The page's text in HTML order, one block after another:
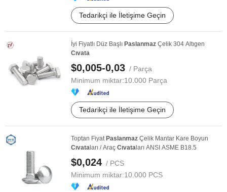
Tedarikçi ile İletişime Geçin
İyi Fiyatlı Düz Başlı Paslanmaz Çelik 304 Altıgen
Cıvata
$0,005-0,03 / Parça
Minimum miktar:10.000 Parça
Tedarikçi ile İletişime Geçin
Toptan Fiyat Paslanmaz Çelik Mantar Kare Boyun
Cıvata ları / Araç Cıvata ları ANSI ASME B18.5
$0,024 / PCS
Minimum miktar:10.000 PCS